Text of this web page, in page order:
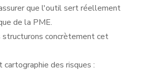
que l'outil sert réellement
de la PME.
structurons concrètement cet
des risques :